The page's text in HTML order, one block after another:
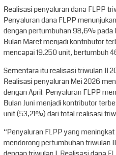
Realisasi penyaluran dana FLPP
Penyaluran dana FLPP
dengan pertumbuhan 98,6% pada
Bulan Maret menjadi kontributor
mencapai 19.250 unit, bertumbuh
Sementara itu realisasi triwulan II
Realisasi penyaluran Mei 2026
dengan April. Penyaluran FLPP
Bulan Juni menjadi kontributor
unit (53,21%) dari total realisasi
“Penyaluran FLPP yang
mendorong pertumbuhan triwulan